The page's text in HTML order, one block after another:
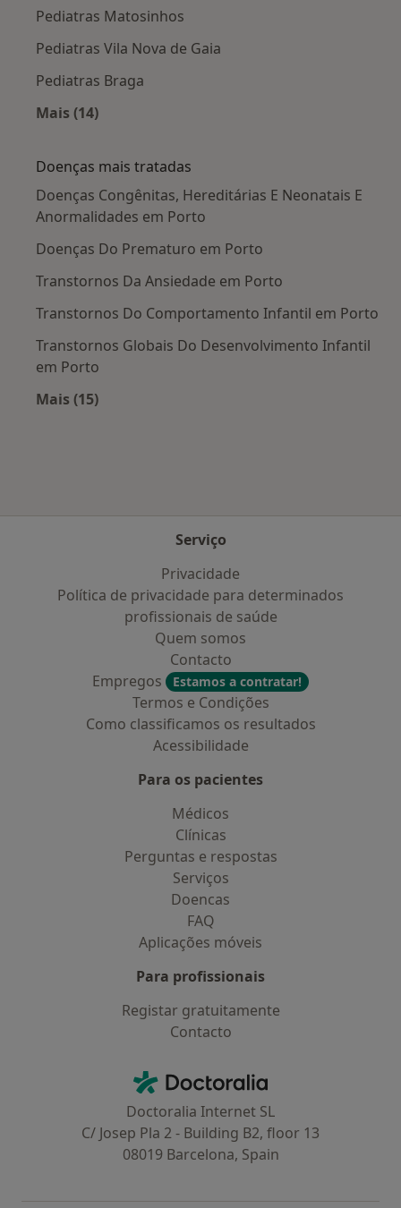
Pediatras Matosinhos
Pediatras Vila Nova de Gaia
Pediatras Braga
Mais (14)
Doenças mais tratadas
Doenças Congênitas, Hereditárias E Neonatais E
Anormalidades em Porto
Doenças Do Prematuro em Porto
Transtornos Da Ansiedade em Porto
Transtornos Do Comportamento Infantil em Porto
Transtornos Globais Do Desenvolvimento Infantil
em Porto
Mais (15)
Serviço
Privacidade
Política de privacidade para determinados
profissionais de saúde
Quem somos
Contacto
Empregos
Estamos a contratar!
Termos e Condições
Como classificamos os resultados
Acessibilidade
Para os pacientes
Médicos
Clínicas
Perguntas e respostas
Serviços
Doencas
FAQ
Aplicações móveis
Para profissionais
Registar gratuitamente
Contacto
Doctoralia - Homepage
Doctoralia Internet SL
C/ Josep Pla 2 - Building B2, floor 13
08019 Barcelona, Spain